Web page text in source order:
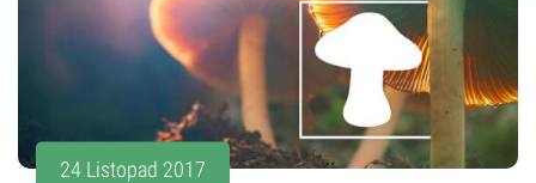
24 Listopad 2017